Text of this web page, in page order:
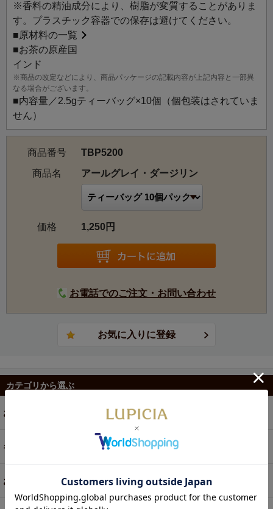
※香料の精油成分により、樹脂が変質することがありま
す。プラスチック容器での保存は避けてください。
■原材料の一覧
■お茶の原産国
インド
※商品の改定などにより、商品パッケージの記載内容が上記内容と一部異
なる場合がございます。
■内容量／2.5gティーバッグ×10個（個包装はされていま
せん）
商品番号
TBP5200
商品名
アールグレイ・ダージリン
価格 1,250円
お電話でのご注文・お問い合わせ
カテゴリから選ぶ
お茶
ギフト
お菓子・食品・飲料